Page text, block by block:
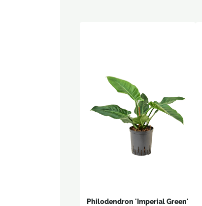
Philodendron 'Imperial Green'